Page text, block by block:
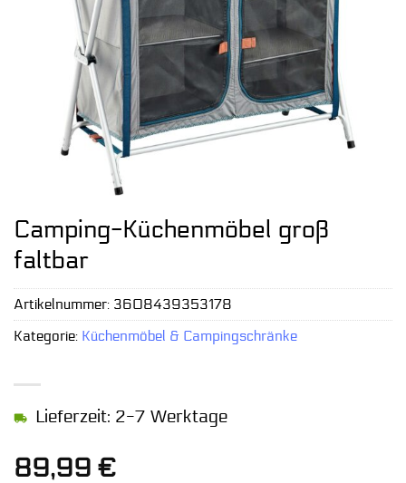
Camping-Küchenmöbel groß
faltbar
89,99 €
Lieferzeit: 2-7 Werktage
Artikelnummer: 3608439353178
Kategorie: Küchenmöbel & Campingschränke